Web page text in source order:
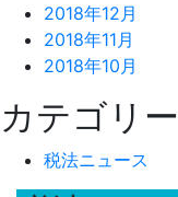
2018年12月
2018年11月
2018年10月
カテゴリー
税法ニュース